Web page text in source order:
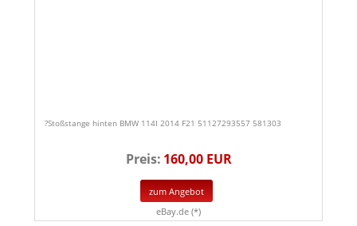
?Stoßstange hinten BMW 114I 2014 F21 51127293557 581303
Preis: 160,00 EUR
zum Angebot
eBay.de (*)